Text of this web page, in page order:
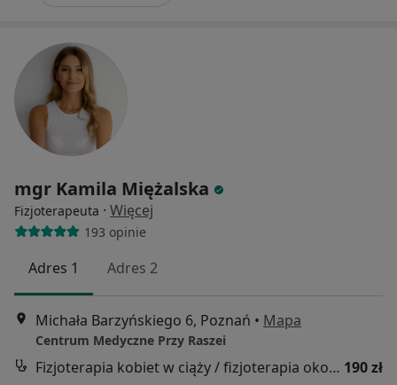
mgr Kamila Miężalska
Fizjoterapeuta · Więcej
193 opinie
Adres 1 Adres 2
Michała Barzyńskiego 6, Poznań • Mapa
Centrum Medyczne Przy Raszei
Fizjoterapia kobiet w ciąży / fizjoterapia okołoporodowa 190 zł